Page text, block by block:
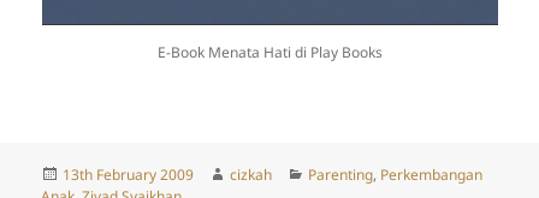
E-Book Menata Hati di Play Books
Posted
13th February 2009 Author
cizkah Categories
Parenting, Perkembangan